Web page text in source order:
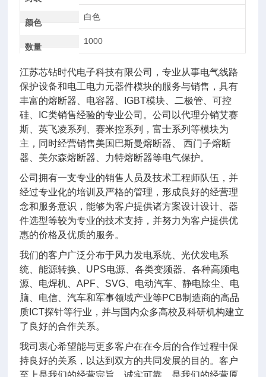
颜色
白色
数量
1000
江苏芯钻时代电子科技有限公司，专业从事电气线路
保护设备和电工电力元器件模块的服务与销售，具有
丰富的熔断器、电容器、IGBT模块、二极管、可控
硅、IC类销售经验的专业公司。公司以代理分销艾赛
斯、英飞凌系列、赛米控系列，富士系列等模块为
主，同时经营销售美国巴斯曼熔断器、 西门子熔断
器、美尔森熔断器、力特熔断器等电气保护。
公司拥有一支专业的销售人员及技术工程师队伍，并
经过专业化的培训及严格的管理，形成良好的经营理
念和服务意识，能够为客户提供诸方案设计设计、器
件选型等较为专业的技术支持，并努力为客户提供优
惠的价格及优质的服务。
我们的客户广泛分布于风力发电系统、光伏发电系
统、能源转换、UPS电源、各类变频器、各种高频电
源、电焊机、APF、SVG、电动汽车、静电除尘、电
脑、电信、汽车和军事领域产业等PCB制造商的高品
质ICT探针等行业，并与国内众多高校及科研机构建立
了良好的合作关系。
我司衷心希望能与更多客户在在今后的合作过程中保
持良好的关系，以达到双方的共同发展的目的。客户
至上是我们的经营宗旨，诚实可靠，是我们的经营原